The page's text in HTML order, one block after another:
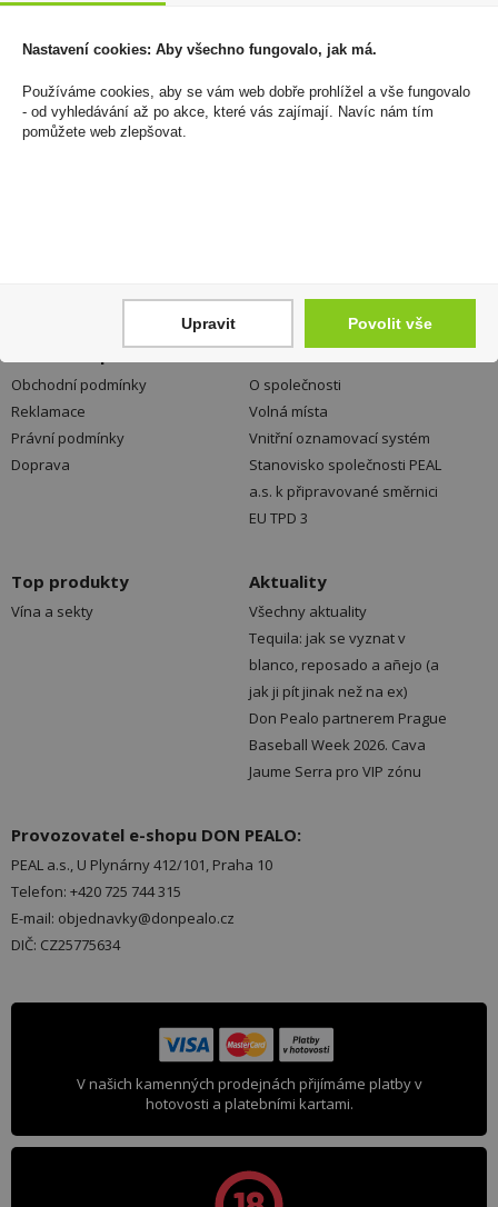
Skladem:50 - 100 balení
Obchodní podmínky
Reklamace
Právní podmínky
Doprava
Don Pealo
O společnosti
Volná místa
Vnitřní oznamovací systém
Stanovisko společnosti PEAL
a.s. k připravované směrnici
EU TPD 3
Top produkty
Vína a sekty
Aktuality
Všechny aktuality
Tequila: jak se vyznat v
blanco, reposado a añejo (a
jak ji pít jinak než na ex)
Don Pealo partnerem Prague
Baseball Week 2026. Cava
Jaume Serra pro VIP zónu
Provozovatel e-shopu DON PEALO:
PEAL a.s., U Plynárny 412/101, Praha 10
Telefon: +420 725 744 315
E-mail: objednavky@donpealo.cz
DIČ: CZ25775634
V našich kamenných prodejnách přijímáme platby v
hotovosti a platebními kartami.
Nastavení cookies: Aby všechno fungovalo, jak má.
Používáme cookies, aby se vám web dobře prohlížel a vše fungovalo
- od vyhledávání až po akce, které vás zajímají. Navíc nám tím
pomůžete web zlepšovat.
Upravit Povolit vše